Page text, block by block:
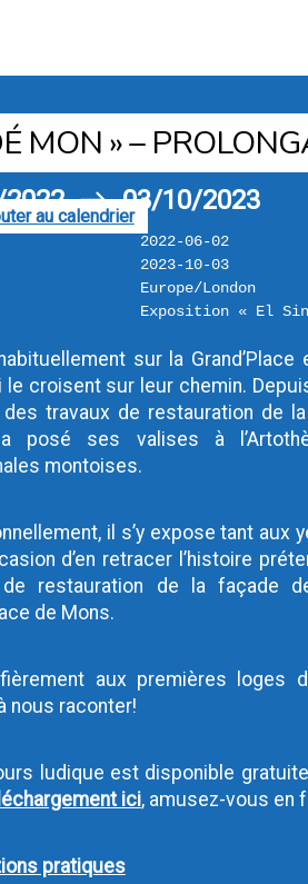
MON » –
h 03/10/2023
au calendrier
2022-06-02
2023-10-03
Europe/London
Exposition « El
sur la
le croisent sur leur chemin.
travaux de restauration de
posé ses valises à
montoises.
il s’y expose tant aux
d’en retracer l’histoire
de restauration de la façade
de Mons.
fièrement aux premières
nous raconter!
ludique est disponible
ici, amusez-vous en
pratiques